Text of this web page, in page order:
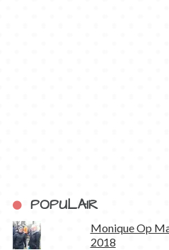
POPULAIR
Monique Op
2018